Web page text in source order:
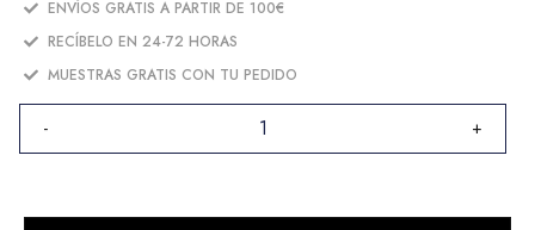
ENVÍOS GRATIS A PARTIR DE 100€
RECÍBELO EN 24-72 HORAS
MUESTRAS GRATIS CON TU PEDIDO
- +